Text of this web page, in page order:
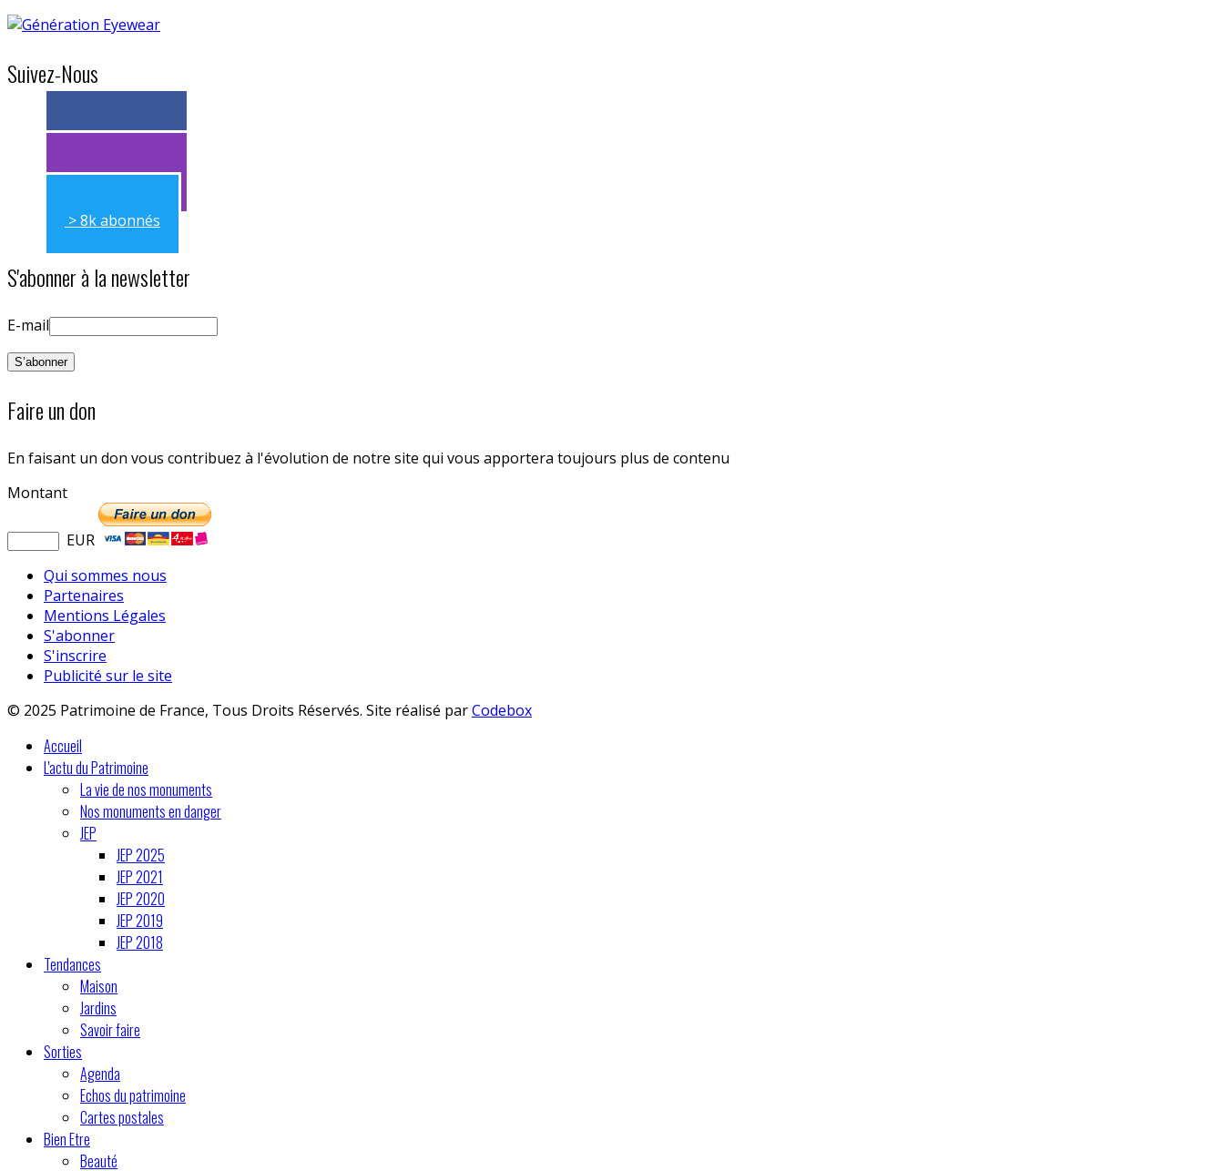
Suivez-Nous
> 11k abonnés
> 11k abonnés
> 8k abonnés
S'abonner à la newsletter
E-mail
Faire un don
En faisant un don vous contribuez à l'évolution de notre site qui vous apportera toujours plus de contenu
Montant
EUR
Qui sommes nous
Partenaires
Mentions Légales
S'abonner
S'inscrire
Publicité sur le site
© 2025 Patrimoine de France, Tous Droits Réservés. Site réalisé parCodebox
Accueil
L'actu du Patrimoine
La vie de nos monuments
Nos monuments en danger
JEP
JEP 2025
JEP 2021
JEP 2020
JEP 2019
JEP 2018
Tendances
Maison
Jardins
Savoir faire
Sorties
Agenda
Echos du patrimoine
Cartes postales
Bien Etre
Beauté